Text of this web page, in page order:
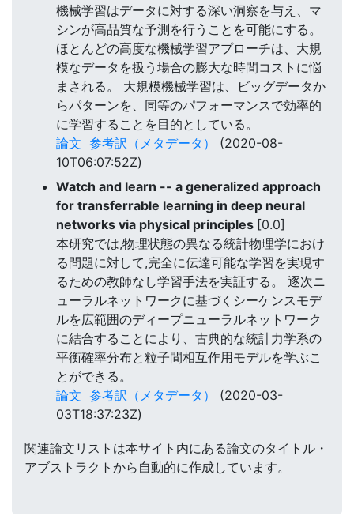
機械学習はデータに対する深い洞察を与え、マ
シンが高品質な予測を行うことを可能にする。
ほとんどの高度な機械学習アプローチは、大規
模なデータを扱う場合の膨大な時間コストに悩
まされる。 大規模機械学習は、ビッグデータか
らパターンを、同等のパフォーマンスで効率的
に学習することを目的としている。
論文 参考訳（メタデータ）
(2020-08-
10T06:07:52Z)
Watch and learn -- a generalized approach
for transferrable learning in deep neural
networks via physical principles [0.0]
本研究では,物理状態の異なる統計物理学におけ
る問題に対して,完全に伝達可能な学習を実現す
るための教師なし学習手法を実証する。 逐次ニ
ューラルネットワークに基づくシーケンスモデ
ルを広範囲のディープニューラルネットワーク
に結合することにより、古典的な統計力学系の
平衡確率分布と粒子間相互作用モデルを学ぶこ
とができる。
論文 参考訳（メタデータ）
(2020-03-
03T18:37:23Z)
関連論文リストは本サイト内にある論文のタイトル・
アブストラクトから自動的に作成しています。